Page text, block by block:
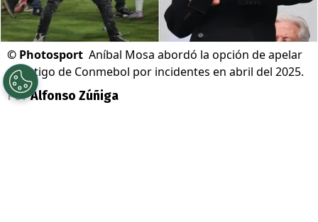
© Photosport Aníbal Mosa abordó la opción de apelar
a castigo de Conmebol por incidentes en abril del 2025.
Por Alfonso Zúñiga